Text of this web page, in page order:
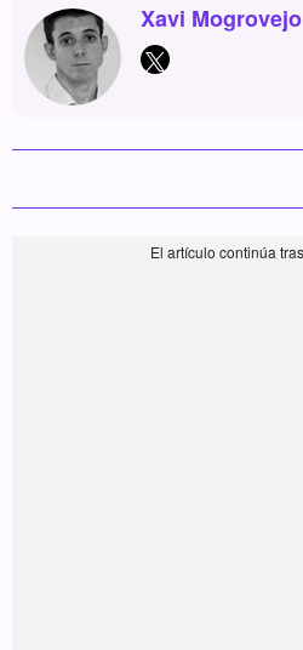
Xavi Mogrovejo